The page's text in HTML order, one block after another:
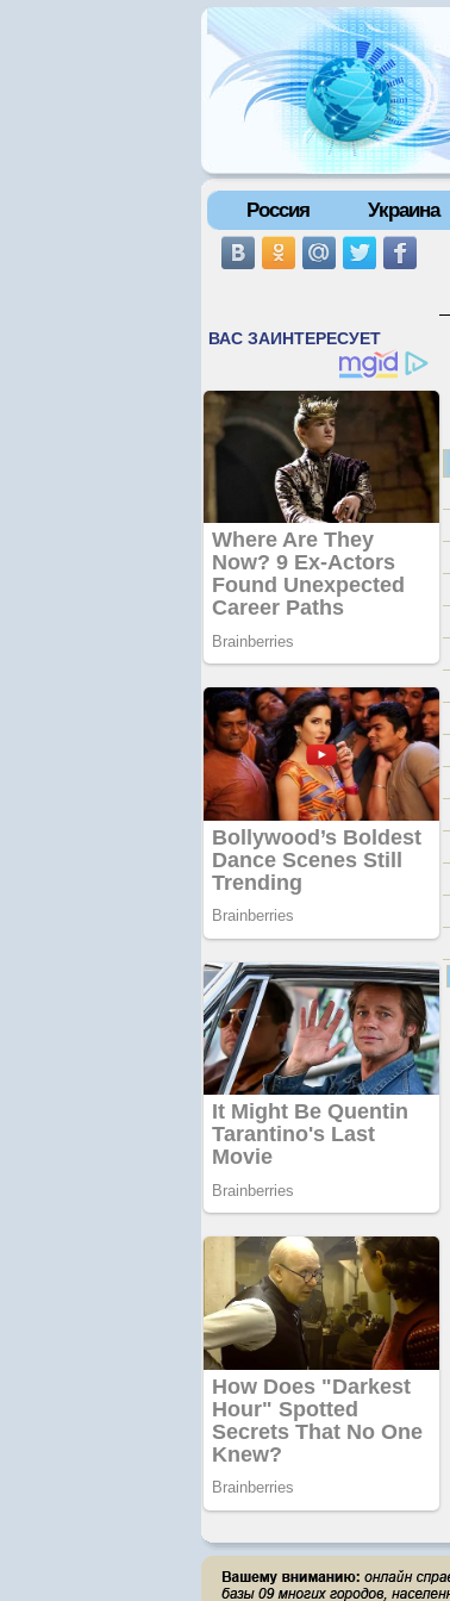
Россия Украина